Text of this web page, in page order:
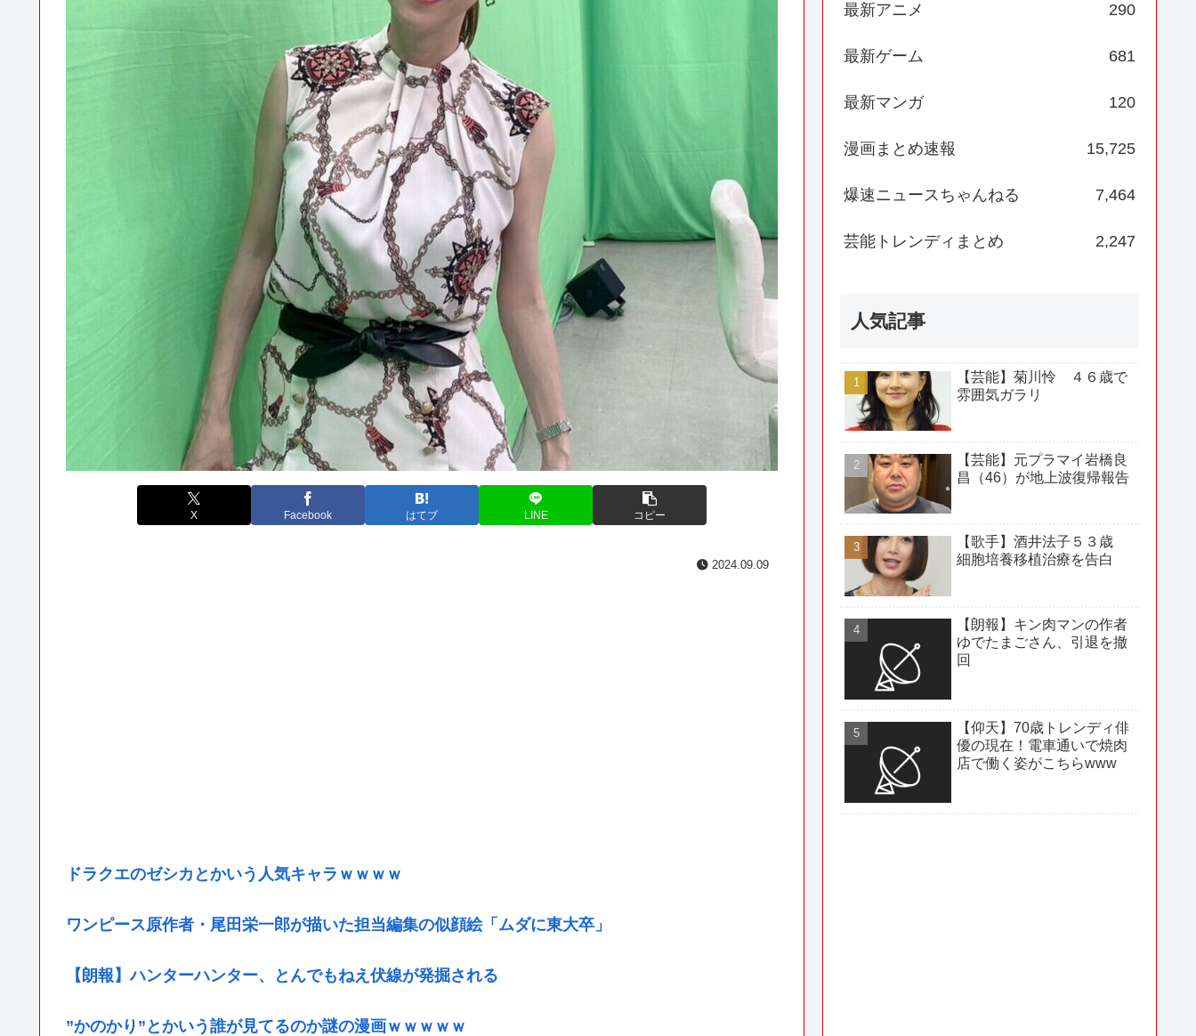
X Facebook はてブ LINE コピー
2024.09.09
ドラクエのゼシカとかいう人気キャラｗｗｗｗ
ワンピース原作者・尾田栄一郎が描いた担当編集の似顔絵「ムダに東大卒」
【朗報】ハンターハンター、とんでもねえ伏線が発掘される
”かのかり”とかいう誰が見てるのか謎の漫画ｗｗｗｗｗ
最新アニメ 290
最新ゲーム 681
最新マンガ 120
漫画まとめ速報 15,725
爆速ニュースちゃんねる 7,464
芸能トレンディまとめ 2,247
人気記事
【芸能】菊川怜 ４６歳で
雰囲気ガラリ
【芸能】元プラマイ岩橋良
昌（46）が地上波復帰報告
【歌手】酒井法子５３歳
細胞培養移植治療を告白
【朗報】キン肉マンの作者
ゆでたまごさん、引退を撤
回
【仰天】70歳トレンディ俳
優の現在！電車通いで焼肉
店で働く姿がこちらwww